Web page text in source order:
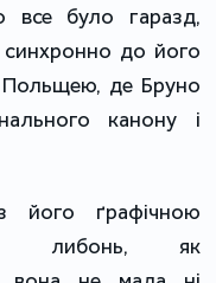
все було гаразд,
синхронно до його
Польщею, де Бруно
канону і
його ґрафічною
либонь, як